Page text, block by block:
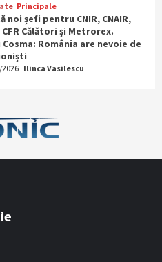
Principale
noi șefi pentru CNIR, CNAIR,
CFR Călători și Metrorex.
România are nevoie de
Ilinca Vasilescu